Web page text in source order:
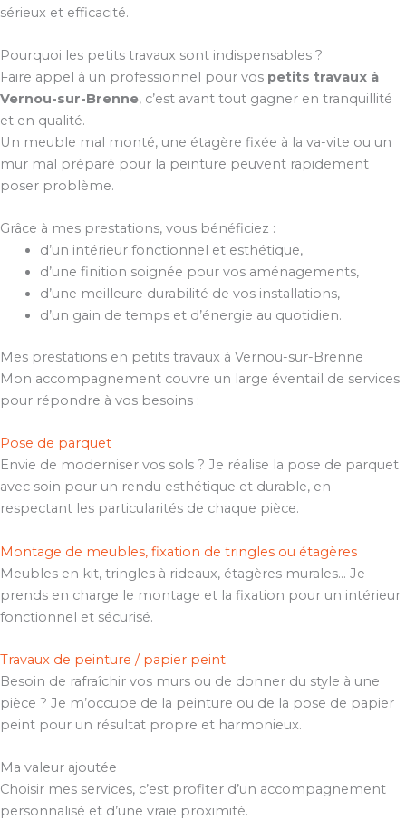
sérieux et efficacité.
Pourquoi les petits travaux sont indispensables ?
Faire appel à un professionnel pour vos petits travaux à
Vernou-sur-Brenne, c’est avant tout gagner en tranquillité
et en qualité.
Un meuble mal monté, une étagère fixée à la va-vite ou un
mur mal préparé pour la peinture peuvent rapidement
poser problème.
Grâce à mes prestations, vous bénéficiez :
d’un intérieur fonctionnel et esthétique,
d’une finition soignée pour vos aménagements,
d’une meilleure durabilité de vos installations,
d’un gain de temps et d’énergie au quotidien.
Mes prestations en petits travaux à Vernou-sur-Brenne
Mon accompagnement couvre un large éventail de services
pour répondre à vos besoins :
Pose de parquet
Envie de moderniser vos sols ? Je réalise la pose de parquet
avec soin pour un rendu esthétique et durable, en
respectant les particularités de chaque pièce.
Montage de meubles, fixation de tringles ou étagères
Meubles en kit, tringles à rideaux, étagères murales… Je
prends en charge le montage et la fixation pour un intérieur
fonctionnel et sécurisé.
Travaux de peinture / papier peint
Besoin de rafraîchir vos murs ou de donner du style à une
pièce ? Je m’occupe de la peinture ou de la pose de papier
peint pour un résultat propre et harmonieux.
Ma valeur ajoutée
Choisir mes services, c’est profiter d’un accompagnement
personnalisé et d’une vraie proximité.